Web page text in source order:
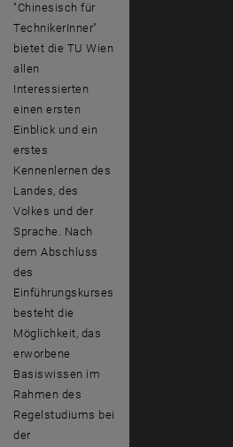
"Chinesisch für
TechnikerInner"
bietet die TU Wien
allen
Interessierten
einen ersten
Einblick und ein
erstes
Kennenlernen des
Landes, des
Volkes und der
Sprache. Nach
dem Abschluss
des
Einführungskurses
besteht die
Möglichkeit, das
erworbene
Basiswissen im
Rahmen des
Regelstudiums bei
der